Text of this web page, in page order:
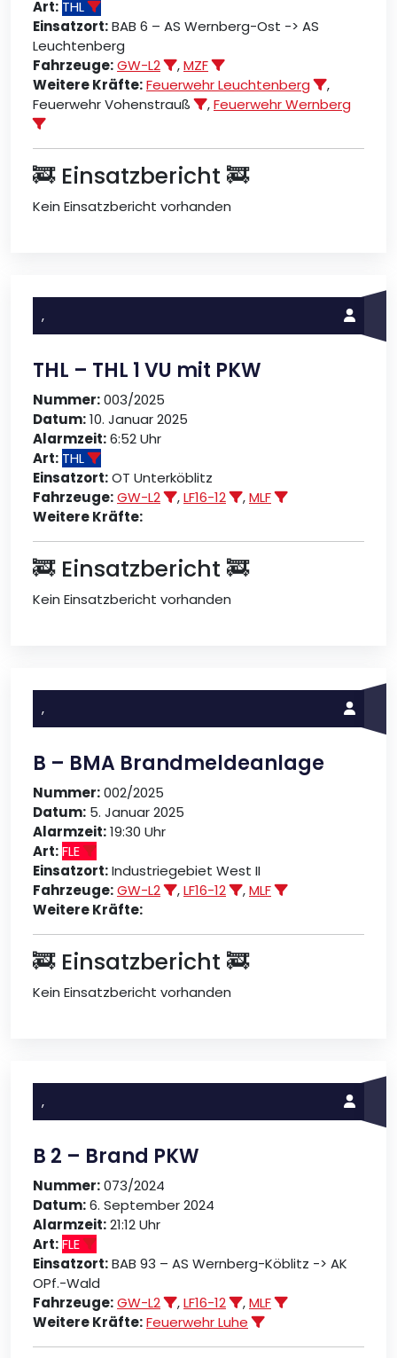
Art: THL
Einsatzort:BAB 6 – AS Wernberg-Ost -> AS
Leuchtenberg
Fahrzeuge:GW-L2 ,MZF
Weitere Kräfte:Feuerwehr Leuchtenberg
,
Feuerwehr Vohenstrauß
,Feuerwehr Wernberg
🚒 Einsatzbericht 🚒
Kein Einsatzbericht vorhanden
,
THL – THL 1 VU mit PKW
Nummer:003/2025
Datum:10. Januar 2025
Alarmzeit:6:52 Uhr
Art: THL
Einsatzort:OT Unterköblitz
Fahrzeuge:GW-L2 ,LF16-12 ,MLF
Weitere Kräfte:
🚒 Einsatzbericht 🚒
Kein Einsatzbericht vorhanden
,
B – BMA Brandmeldeanlage
Nummer:002/2025
Datum: 5. Januar 2025
Alarmzeit:19:30 Uhr
Art:FLE
Einsatzort:Industriegebiet West II
Fahrzeuge:GW-L2 ,LF16-12 ,MLF
Weitere Kräfte:
🚒 Einsatzbericht 🚒
Kein Einsatzbericht vorhanden
,
B 2 – Brand PKW
Nummer:073/2024
Datum:6. September 2024
Alarmzeit:21:12 Uhr
Art:FLE
Einsatzort:BAB 93 – AS Wernberg-Köblitz -> AK
OPf.-Wald
Fahrzeuge:GW-L2 ,LF16-12 ,MLF
Weitere Kräfte:Feuerwehr Luhe